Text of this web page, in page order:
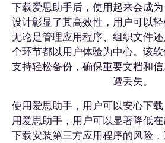
下载爱思助手后，使用起来会成
设计彰显了其高效性，用户可以轻
无论是管理应用程序、组织文件
个环节都以用户体验为中心。该
支持轻松备份，确保重要文档和
遭丢失。
使用爱思助手，用户可以安心下
用爱思助手，用户可以显著降低
下载安装第三方应用程序的风险